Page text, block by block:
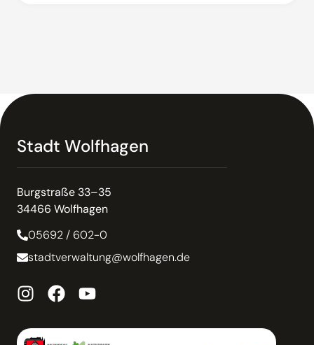
Stadt Wolfhagen
Burgstraße 33–35
34466 Wolfhagen
05692 / 602-0
stadtverwaltung@wolfhagen.de